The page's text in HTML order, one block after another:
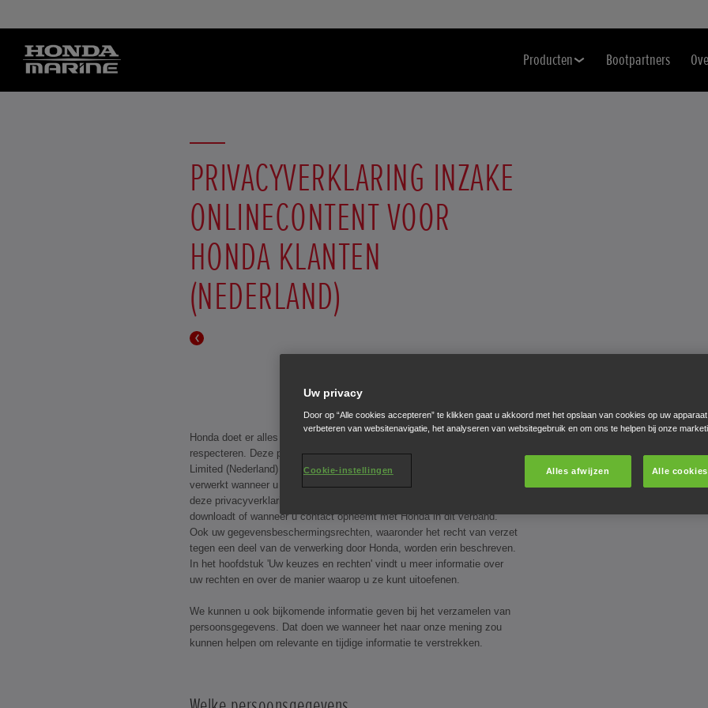
Producten Bootpartners
PRIVACYVERKLARING INZAKE
ONLINECONTENT VOOR
HONDA KLANTEN
(NEDERLAND)
Honda doet er alles aan om uw privacy te beschermen en te
respecteren. Deze privacyverklaring legt u uit hoe Honda Motor Europe
Limited (Nederland) ('
Honda', 'wij/we', 'ons') uw persoonsgegevens
verwerkt wanneer u websites en apps van Honda die verwijzen naar
deze privacyverklaring (samen '
downloadt of wanneer u contact opneemt met Honda in dit verband.
Ook uw gegevensbeschermingsrechten, waaronder het recht van verzet
tegen een deel van de verwerking door Honda, worden erin beschreven.
In het hoofdstuk 'Uw keuzes en rechten' vindt u meer informatie over
uw rechten en over de manier waarop u ze kunt uitoefenen.
We kunnen u ook bijkomende informatie geven bij het verzamelen van
persoonsgegevens. Dat doen we wanneer het naar onze mening zou
kunnen helpen om relevante en tijdige informatie te verstrekken.
Uw privacy
Door op “Alle cookies accepteren” te klikken gaat u akkoord met het opslaan van cookies op uw
verbeteren van websitenavigatie, het analyseren van websitegebruik en om ons te helpen bij onze
Alles afwijzen Alle
Cookie-instellingen